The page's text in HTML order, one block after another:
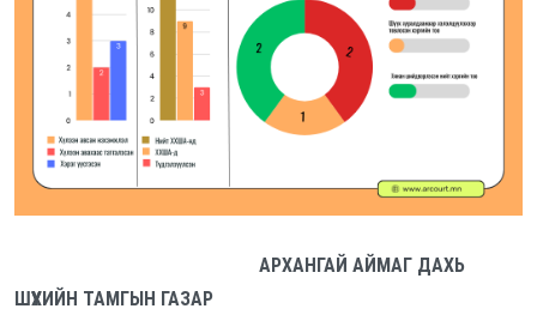
АРХАНГАЙ АЙМАГ ДАХЬ
ШҮҮХИЙН ТАМГЫН ГАЗАР